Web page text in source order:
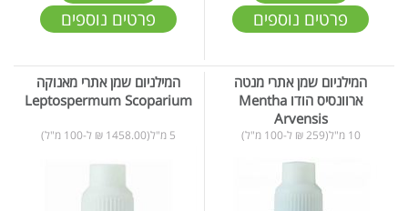
פרטים נוספים פרטים נוספים
המילניום שמן אתרי מנטה
ארוונסיס הודו Mentha
Arvensis
10 מ"ל(259 ₪ ל-100 מ"ל)
המילניום שמן אתרי מאנוקה
Leptospermum Scoparium
5 מ"ל(1458.00 ₪ ל-100 מ"ל)